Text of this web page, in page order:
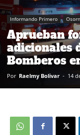
Informando Primero
Aprueban
adicionales
Bomberos
Por Raelmy Bolivar - 14